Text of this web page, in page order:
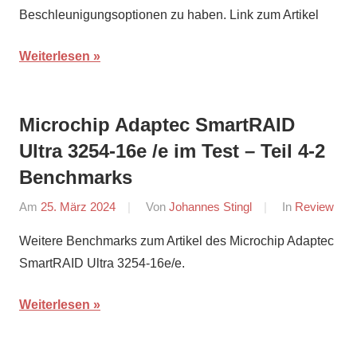
Beschleunigungsoptionen zu haben. Link zum Artikel
Weiterlesen
Microchip Adaptec SmartRAID
Ultra 3254-16e /e im Test – Teil 4-2
Benchmarks
Am 25. März 2024 Von Johannes Stingl In Review
Weitere Benchmarks zum Artikel des Microchip Adaptec
SmartRAID Ultra 3254-16e/e.
Weiterlesen